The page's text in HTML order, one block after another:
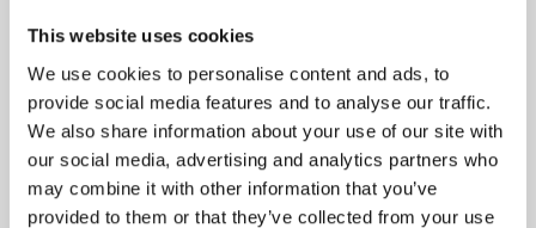
This website uses cookies
We use cookies to personalise content and ads, to
provide social media features and to analyse our traffic.
We also share information about your use of our site with
our social media, advertising and analytics partners who
may combine it with other information that you’ve
provided to them or that they’ve collected from your use
Tags
Max & De Media
Gerelateerde artikelen